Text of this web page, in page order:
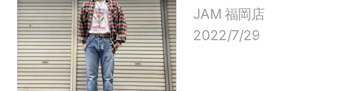
JAM 福岡店
2022/7/29